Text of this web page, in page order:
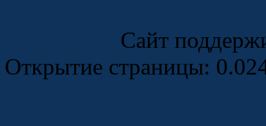
Сайт
Открытие страницы: